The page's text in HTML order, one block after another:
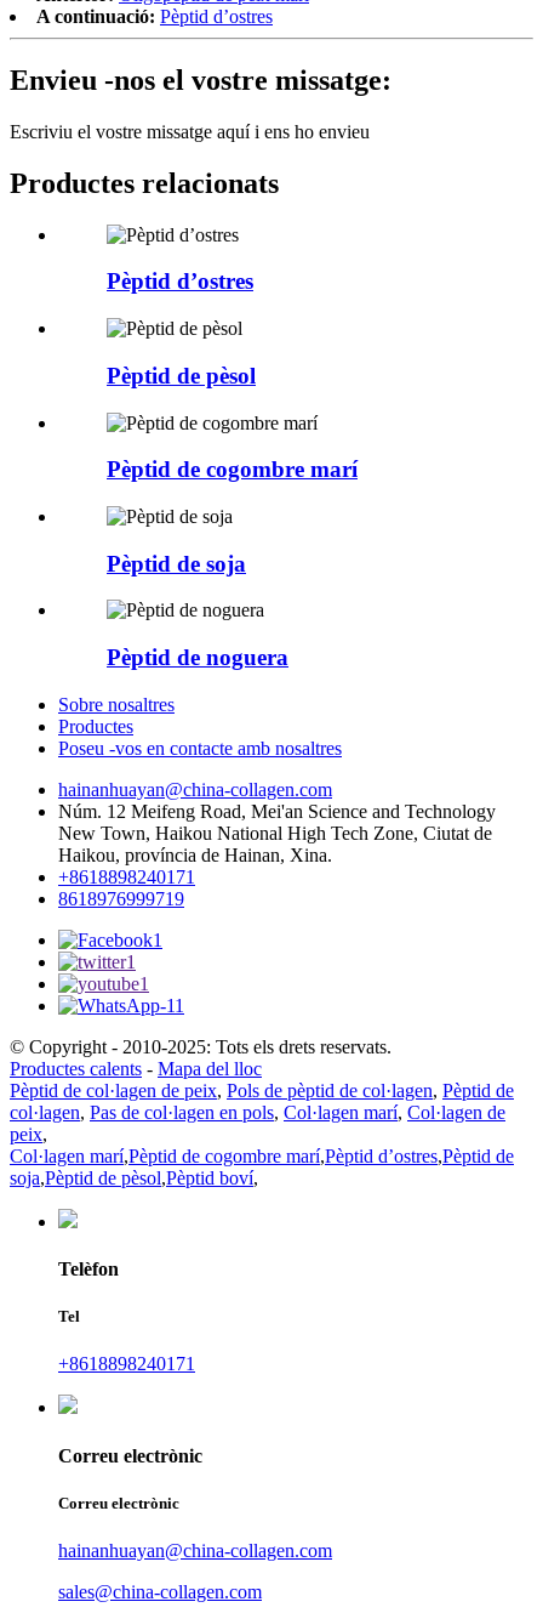
A continuació: Pèptid d’ostres
Envieu -nos el vostre missatge:
Escriviu el vostre missatge aquí i ens ho envieu
Productes relacionats
Pèptid d’ostres
Pèptid de pèsol
Pèptid de cogombre marí
Pèptid de soja
Pèptid de noguera
Sobre nosaltres
Productes
Poseu -vos en contacte amb nosaltres
hainanhuayan@china-collagen.com
Núm. 12 Meifeng Road, Mei'an Science and Technology
New Town, Haikou National High Tech Zone, Ciutat de
Haikou, província de Hainan, Xina.
+8618898240171
8618976999719
© Copyright - 2010-2025: Tots els drets reservats.
Productes calents - Mapa del lloc
Pèptid de col·lagen de peix, Pols de pèptid de col·lagen, Pèptid de
col·lagen, Pas de col·lagen en pols, Col·lagen marí, Col·lagen de
peix,
Col·lagen marí,Pèptid de cogombre marí,Pèptid d’ostres,Pèptid de
soja,Pèptid de pèsol,Pèptid boví,
Telèfon
Tel
+8618898240171
Correu electrònic
Correu electrònic
hainanhuayan@china-collagen.com
sales@china-collagen.com